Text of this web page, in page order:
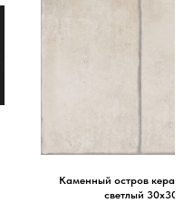
Каменный остров
светлый 30х30